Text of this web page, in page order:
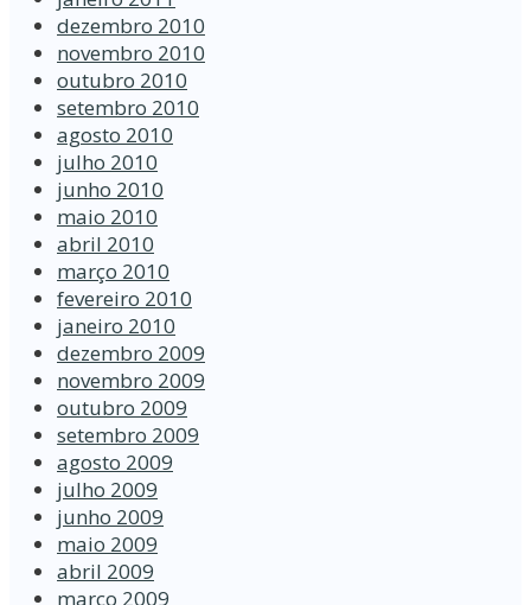
dezembro 2010
novembro 2010
outubro 2010
setembro 2010
agosto 2010
julho 2010
junho 2010
maio 2010
abril 2010
março 2010
fevereiro 2010
janeiro 2010
dezembro 2009
novembro 2009
outubro 2009
setembro 2009
agosto 2009
julho 2009
junho 2009
maio 2009
abril 2009
março 2009